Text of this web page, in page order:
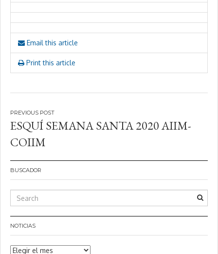
Email this article
Print this article
Navegación
de
entradas
ESQUÍ SEMANA SANTA 2020 AIIM-
COIIM
BUSCADOR
NOTICIAS
Noticias